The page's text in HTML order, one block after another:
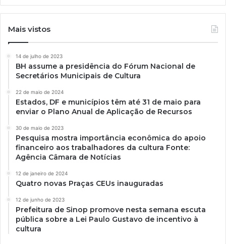
Mais vistos
14 de julho de 2023
BH assume a presidência do Fórum Nacional de
Secretários Municipais de Cultura
22 de maio de 2024
Estados, DF e municípios têm até 31 de maio para
enviar o Plano Anual de Aplicação de Recursos
30 de maio de 2023
Pesquisa mostra importância econômica do apoio
financeiro aos trabalhadores da cultura Fonte:
Agência Câmara de Notícias
12 de janeiro de 2024
Quatro novas Praças CEUs inauguradas
12 de junho de 2023
Prefeitura de Sinop promove nesta semana escuta
pública sobre a Lei Paulo Gustavo de incentivo à
cultura